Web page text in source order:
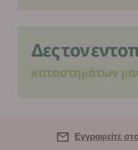
Εγγραφείτε